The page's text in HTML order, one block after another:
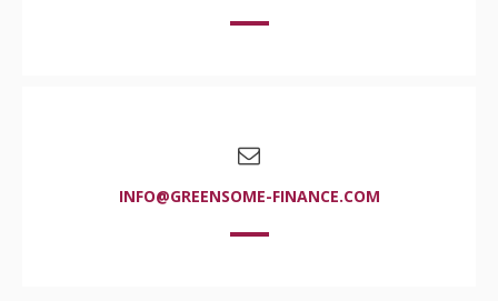
INFO@GREENSOME-FINANCE.COM